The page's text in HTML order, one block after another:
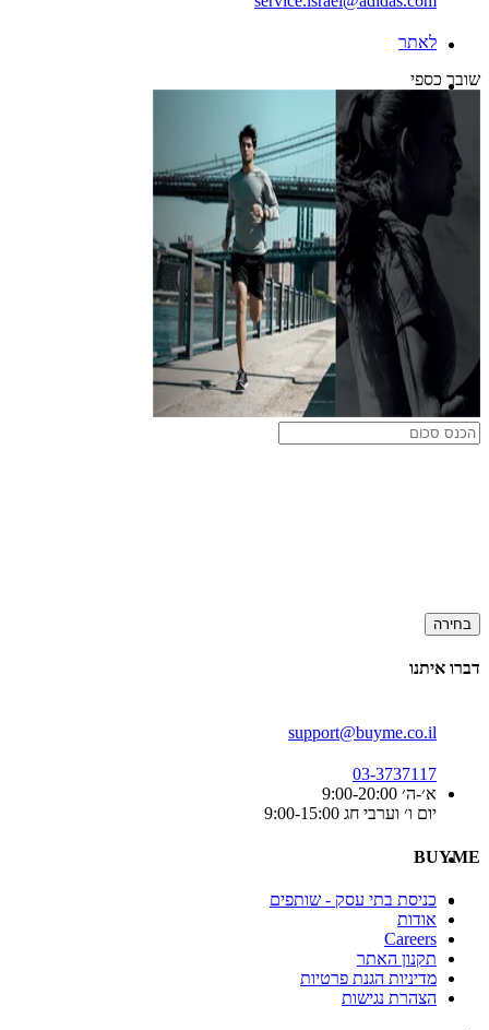
לאתר
שובר כספי
בחירה
דברו איתנו
support@buyme.co.il
03-3737117
א׳-ה׳ 9:00-20:00
יום ו׳ וערבי חג 9:00-15:00
BUYME
כניסת בתי עסק - שותפים
אודות
Careers
תקנון האתר
מדיניות הגנת פרטיות
הצהרת נגישות